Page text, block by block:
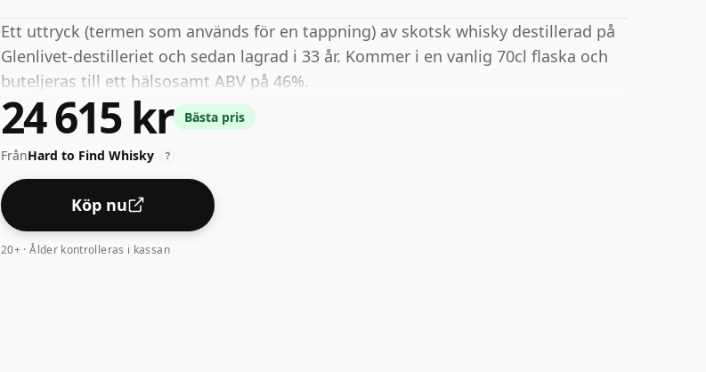
Ett uttryck (termen som används för en tappning) av skotsk whisky destillerad på
Glenlivet-destilleriet och sedan lagrad i 33 år. Kommer i en vanlig 70cl flaska och
buteljeras till ett hälsosamt ABV på 46%.
24 615 kr Bästa pris
FrånHard to Find Whisky ?
Köp nu
20+ · Ålder kontrolleras i kassan